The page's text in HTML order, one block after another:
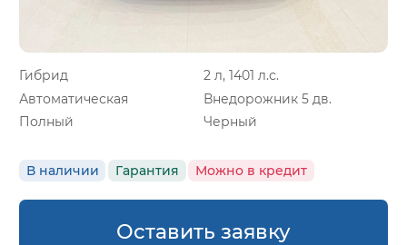
Гибрид
2 л, 1401 л.с.
Автоматическая
Внедорожник 5 дв.
Полный
Черный
В наличии Гарантия Можно в кредит
Оставить заявку